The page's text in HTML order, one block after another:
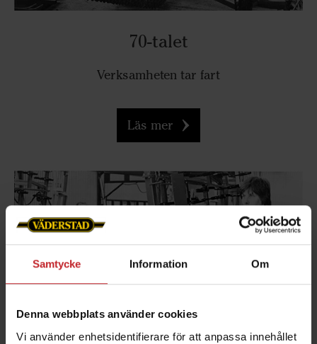
Samtycke Information Om
Denna webbplats använder cookies
Vi använder enhetsidentifierare för att anpassa innehållet
70-talet
Verksamheten tar fart
Läs mer